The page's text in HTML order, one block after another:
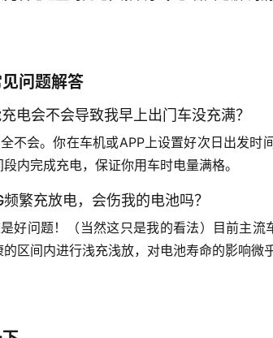
见问题解答
电会不会导致我早上出门车没充满？
不会。你在车机或APP上设置好次日出发时
内完成充电，保证你用车时电量满格。
繁充放电，会伤我的电池吗？
好问题！（当然这只是我的看法）目前主流
区间内进行浅充浅放，对电池寿命的影响微